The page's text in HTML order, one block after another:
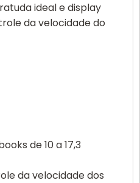
ideal e display
da velocidade do
de 10 a 17,3
da velocidade dos